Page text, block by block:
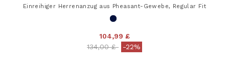
Einreihiger Herrenanzug aus Pheasant-Gewebe, Regular Fit
104,99 £
Price reduced from
134,00 £to-22%